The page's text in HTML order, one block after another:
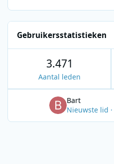
Gebruikersstatistieken
3.471
Aantal leden
Bart
Nieuwste lid ·